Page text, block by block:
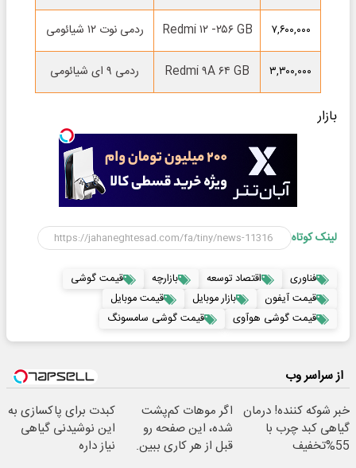
۷,۶۰۰,۰۰۰ Redmi ۱۲ -۲۵۶ GB ردمی نوت ۱۲ شیائومی
۳,۳۰۰,۰۰۰ Redmi ۹A ۶۴ GB ردمی ۹ ای شیائومی
بازار
لینک کوتاه
فناوری اقتصاد توسعه بازارچه
قیمت گوشی
قیمت آیفون
بازار موبایل
قیمت موبایل
قیمت گوشی هوآوی
قیمت گوشی سامسونگ
از سراسر وب
خبر شوکه کننده! درمان
گیاهی کبد چرب با
55%تخفیف
اگر موهات کم‌پشت
شده، این صفحه رو
قبل از هر کاری ببین.
کبدت برای پاکسازی به
این نوشیدنی گیاهی
نیاز داره